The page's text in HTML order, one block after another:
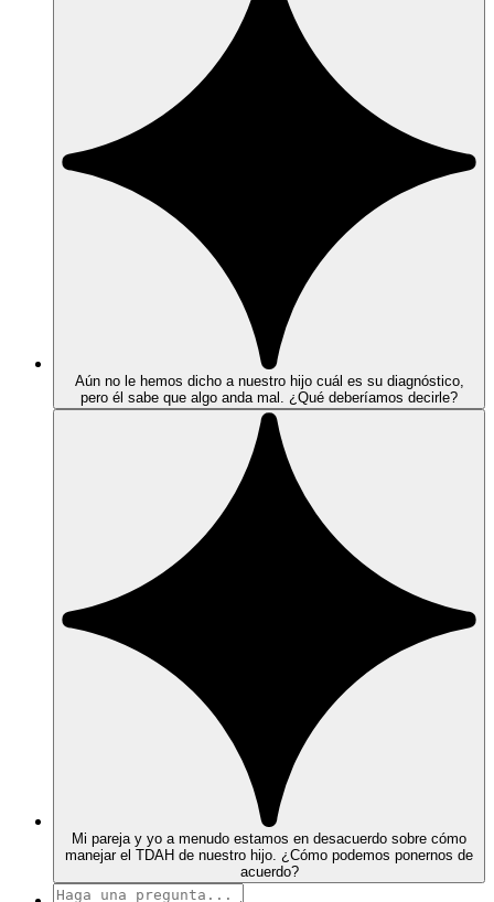
Aún no le hemos dicho a nuestro hijo cuál es su diagnóstico,
pero él sabe que algo anda mal. ¿Qué deberíamos decirle?
Mi pareja y yo a menudo estamos en desacuerdo sobre cómo
manejar el TDAH de nuestro hijo. ¿Cómo podemos ponernos de
acuerdo?